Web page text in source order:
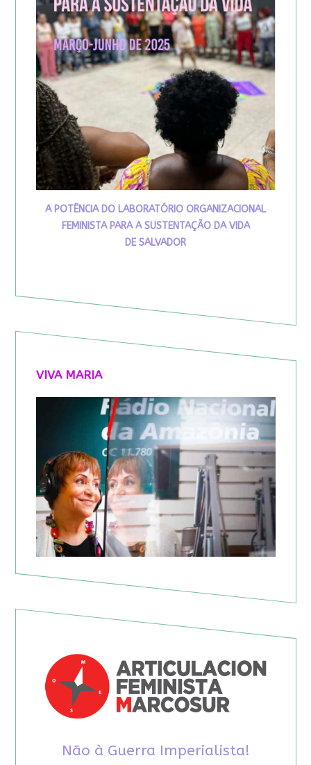
A POTÊNCIA DO LABORATÓRIO ORGANIZACIONAL
FEMINISTA PARA A SUSTENTAÇÃO DA VIDA
DE SALVADOR
VIVA MARIA
Não à Guerra Imperialista!